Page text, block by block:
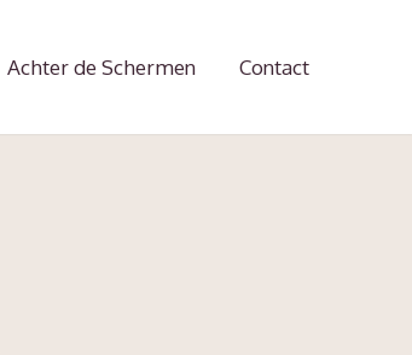
Achter de Schermen Contact